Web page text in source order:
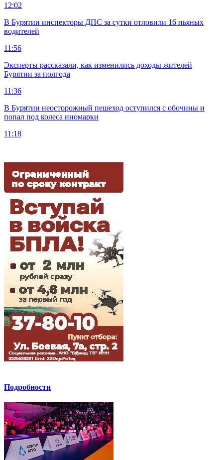
12:02
В Бурятии инспекторы ДПС за сутки отловили 16 пьяных
водителей
11:56
Эксперты рассказали, как изменились доходы жителей
Бурятии за полгода
11:36
В Бурятии неосторожный пешеход оступился с обочины и
попал под колеса иномарки
11:18
Подробности